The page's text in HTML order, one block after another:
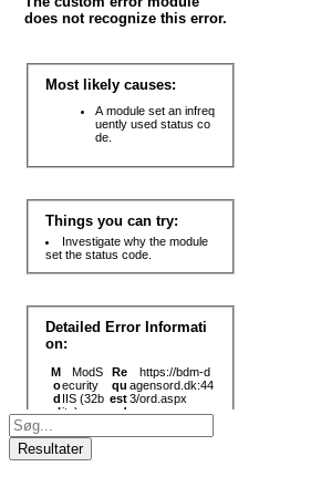
Search
...Resultater